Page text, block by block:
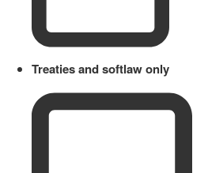
Treaties and softlaw only